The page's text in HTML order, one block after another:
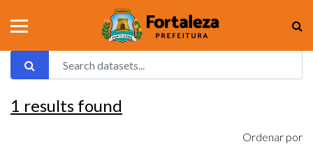
1 results found
Ordenar por